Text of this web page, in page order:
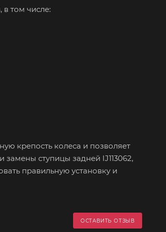
в том числе:
крепость колеса и позволяет
ступицы задней IJ113062,
правильную установку и
ОСТАВИТЬ ОТЗЫВ